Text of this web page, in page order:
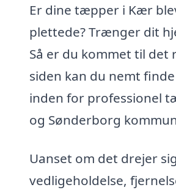
Er dine tæpper i Kær
plettede? Trænger dit
Så er du kommet til det
siden kan du nemt
inden for professionel
og Sønderborg
Uanset om det drejer
vedligeholdelse,